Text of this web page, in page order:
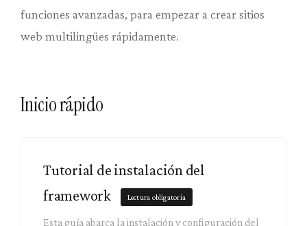
funciones avanzadas, para empezar a crear sitios
web multilingües rápidamente.
Inicio rápido
Tutorial de instalación del
framework
Lectura obligatoria
Esta guía abarca la instalación y configuración del